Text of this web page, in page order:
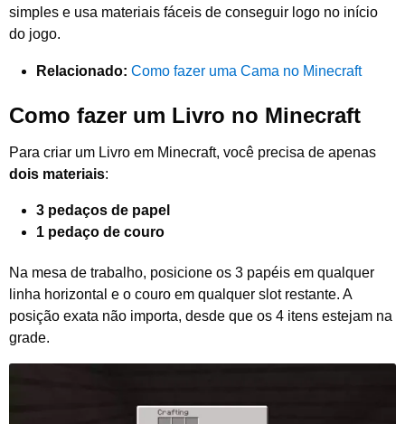
simples e usa materiais fáceis de conseguir logo no início
do jogo.
Relacionado: Como fazer uma Cama no Minecraft
Como fazer um Livro no Minecraft
Para criar um Livro em Minecraft, você precisa de apenas
dois materiais:
3 pedaços de papel
1 pedaço de couro
Na mesa de trabalho, posicione os 3 papéis em qualquer
linha horizontal e o couro em qualquer slot restante. A
posição exata não importa, desde que os 4 itens estejam na
grade.